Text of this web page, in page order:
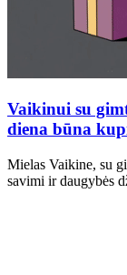
Vaikinui su
diena būna
Mielas Vaikine, su
savimi ir daugybės